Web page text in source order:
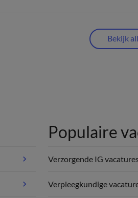
Bekijk
Populaire
Verzorgende IG vacatures
Verpleegkundige